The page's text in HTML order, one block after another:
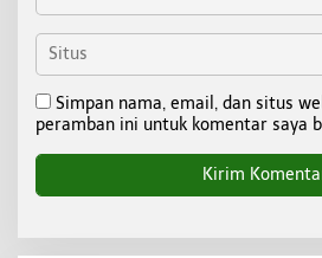
Simpan nama, email, dan situs
peramban ini untuk komentar saya